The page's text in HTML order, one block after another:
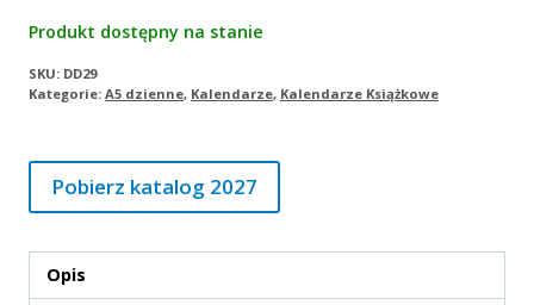
Produkt dostępny na stanie
SKU: DD29
Kategorie: A5 dzienne, Kalendarze, Kalendarze Książkowe
Pobierz katalog 2027
Opis